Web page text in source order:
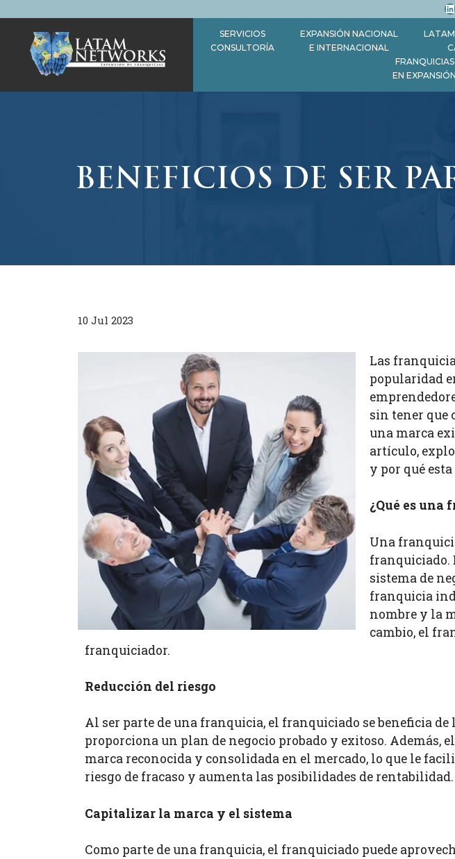
contenido
SERVICIOS
CONSULTORÍA
EXPANSIÓN NACIONAL
E INTERNACIONAL
FRANQUICIAS
EN EXPANSIÓN
BENEFICIOS DE SER
10 Jul 2023
Las
popularidad
sin tener que
una marca
artículo,
y por qué
¿Qué es una
Una
franquiciado.
sistema de
franquicia
nombre y la
cambio, el
franquiciador.
Reducción del riesgo
Al ser parte de una franquicia, el franquiciado se beneficia
proporciona un plan de negocio probado y exitoso.
marca reconocida y consolidada en el mercado, lo que le
riesgo de fracaso y aumenta las posibilidades de rentabilidad.
Capitalizar la marca y el sistema
Como parte de una franquicia, el franquiciado puede